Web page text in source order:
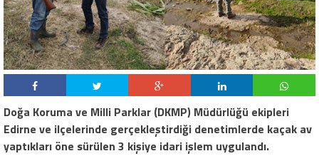
Doğa Koruma ve Milli Parklar (DKMP) Müdürlüğü ekipleri
Edirne ve ilçelerinde gerçekleştirdiği denetimlerde kaçak av
yaptıkları öne sürülen 3 kişiye idari işlem uygulandı.